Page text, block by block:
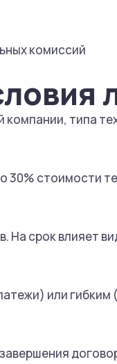
комиссий
компании, типа
30% стоимости
На срок влияет
или гибким